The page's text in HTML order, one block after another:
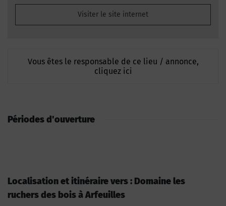
Visiter le site internet
Vous êtes le responsable de ce lieu / annonce,
cliquez ici
Périodes d'ouverture
Localisation et itinéraire vers : Domaine les
ruchers des bois à Arfeuilles